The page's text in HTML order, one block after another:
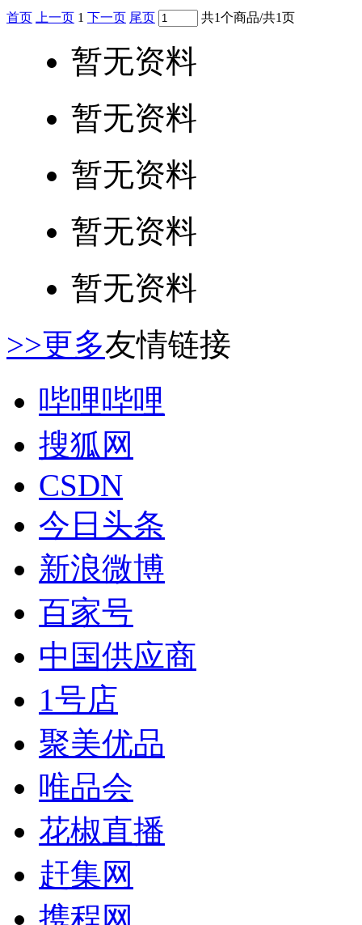
首页 上一页 1 下一页 尾页 共1个商品/共1页
暂无资料
暂无资料
暂无资料
暂无资料
暂无资料
>>更多友情链接
哔哩哔哩
搜狐网
CSDN
今日头条
新浪微博
百家号
中国供应商
1号店
聚美优品
唯品会
花椒直播
赶集网